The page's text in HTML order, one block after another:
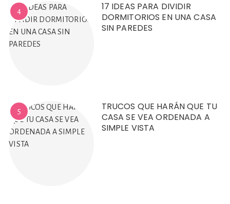
4
17 IDEAS PARA DIVIDIR
DORMITORIOS EN UNA CASA
SIN PAREDES
5
TRUCOS QUE HARÁN QUE TU
CASA SE VEA ORDENADA A
SIMPLE VISTA